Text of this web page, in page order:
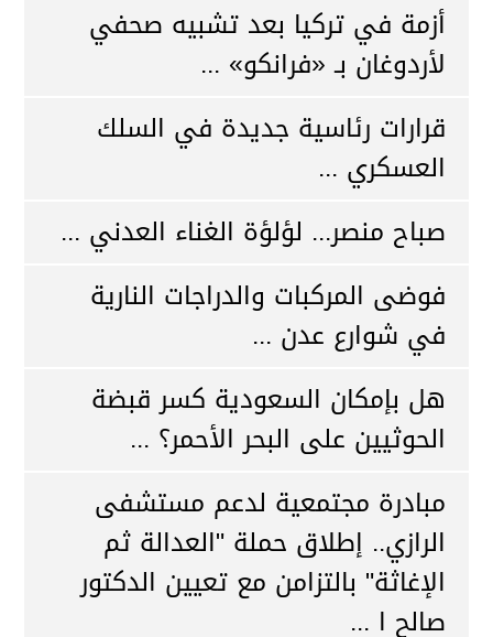
أزمة في تركيا بعد تشبيه صحفي
لأردوغان بـ «فرانكو» ...
قرارات رئاسية جديدة في السلك
العسكري ...
صباح منصر... لؤلؤة الغناء العدني ...
فوضى المركبات والدراجات النارية
في شوارع عدن ...
هل بإمكان السعودية كسر قبضة
الحوثيين على البحر الأحمر؟ ...
مبادرة مجتمعية لدعم مستشفى
الرازي.. إطلاق حملة "العدالة ثم
الإغاثة" بالتزامن مع تعيين الدكتور
صالح ا ...